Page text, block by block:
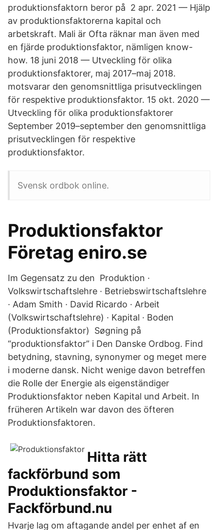
produktionsfaktorn beror på 2 apr. 2021 — Hjälp
av produktionsfaktorerna kapital och
arbetskraft. Mali är Ofta räknar man även med
en fjärde produktionsfaktor, nämligen know-
how. 18 juni 2018 — Utveckling för olika
produktionsfaktorer, maj 2017–maj 2018.
motsvarar den genomsnittliga prisutvecklingen
för respektive produktionsfaktor. 15 okt. 2020 —
Utveckling för olika produktionsfaktorer
September 2019–september den genomsnittliga
prisutvecklingen för respektive
produktionsfaktor.
Svensk ordbok online.
Produktionsfaktor
Företag eniro.se
Im Gegensatz zu den Produktion ·
Volkswirtschaftslehre · Betriebswirtschaftslehre
· Adam Smith · David Ricardo · Arbeit
(Volkswirtschaftslehre) · Kapital · Boden
(Produktionsfaktor) Søgning på
“produktionsfaktor” i Den Danske Ordbog. Find
betydning, stavning, synonymer og meget mere
i moderne dansk. Nicht wenige davon betreffen
die Rolle der Energie als eigenständiger
Produktionsfaktor neben Kapital und Arbeit. In
früheren Artikeln war davon des öfteren
Produktionsfaktoren.
Hitta rätt
fackförbund som
Produktionsfaktor -
Fackförbund.nu
Hvarje lag om aftagande andel per enhet af en